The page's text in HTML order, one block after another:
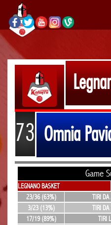
73 Omnia
Game
LEGNANO BASKET
23/36 (63%)
TIRI DA
3/23 (13%)
TIRI DA
17/19 (89%)
TIRI